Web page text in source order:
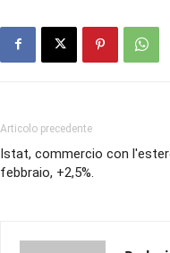
Articolo precedente
Istat, commercio con
febbraio, +2,5%.